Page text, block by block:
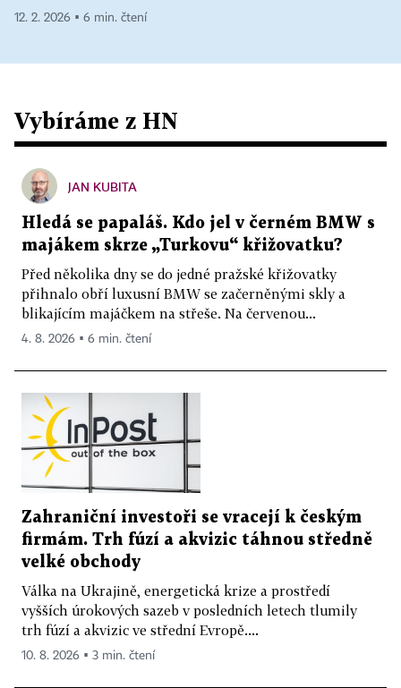
12. 2. 2026 ▪ 6 min. čtení
Vybíráme z HN
JAN KUBITA
Hledá se papaláš. Kdo jel v černém BMW s
majákem skrze „Turkovu“ křižovatku?
Před několika dny se do jedné pražské křižovatky
přihnalo obří luxusní BMW se začerněnými skly a
blikajícím majáčkem na střeše. Na červenou...
4. 8. 2026 ▪ 6 min. čtení
Zahraniční investoři se vracejí k českým
firmám. Trh fúzí a akvizic táhnou středně
velké obchody
Válka na Ukrajině, energetická krize a prostředí
vyšších úrokových sazeb v posledních letech tlumily
trh fúzí a akvizic ve střední Evropě....
10. 8. 2026 ▪ 3 min. čtení